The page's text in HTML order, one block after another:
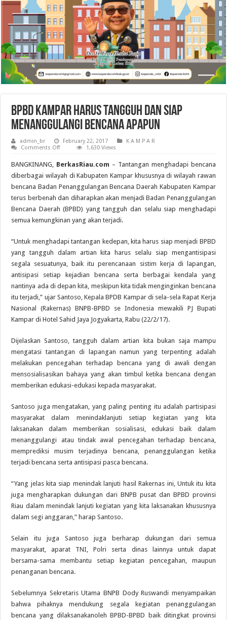
BPBD Kampar Harus Tangguh dan Siap
Menanggulangi Bencana Apapun
admin_br February 22, 2017
K A M P A R
Comments Offon
Kampar
Harus
Tangguh
dan
Siap
Bencana
Apapun
1,630 Views
BANGKINANG, BerkasRiau.com – Tantangan menghadapi bencana
diberbagai wilayah di Kabupaten Kampar khususnya di wilayah rawan
bencana Badan Penanggulangan Bencana Daerah Kabupaten Kampar
terus berbenah dan diharapkan akan menjadi Badan Penanggulangan
Bencana Daerah (BPBD) yang tangguh dan selalu siap menghadapi
semua kemungkinan yang akan terjadi.
“Untuk menghadapi tantangan kedepan, kita harus siap menjadi BPBD
yang tangguh dalam artian kita harus selalu siap mengantisipasi
segala sesuatunya, baik itu perencanaan sistim kerja di lapangan,
antisipasi setiap kejadian bencana serta berbagai kendala yang
nantinya ada di depan kita, meskipun kita tidak menginginkan bencana
itu terjadi,” ujar Santoso, Kepala BPDB Kampar di sela-sela Rapat Kerja
Nasional (Rakernas) BNPB-BPBD se Indonesia mewakili PJ Bupati
Kampar di Hotel Sahid Jaya Jogyakarta, Rabu (22/2/17).
Dijelaskan Santoso, tangguh dalam artian kita bukan saja mampu
mengatasi tantangan di lapangan namun yang terpenting adalah
melakukan pencegahan terhadap bencana yang di awali dengan
mensosialisasikan bahaya yang akan timbul ketika bencana dengan
memberikan edukasi-edukasi kepada masyarakat.
Santoso juga mengatakan, yang paling penting itu adalah partisipasi
masyarakat dalam menindaklanjuti setiap kegiatan yang kita
laksanakan dalam memberikan sosialisasi, edukasi baik dalam
menanggulangi atau tindak awal pencegahan terhadap bencana,
memprediksi musim terjadinya bencana, penanggulangan ketika
terjadi bencana serta antisipasi pasca bencana.
“Yang jelas kita siap menindak lanjuti hasil Rakernas ini, Untuk itu kita
juga mengharapkan dukungan dari BNPB pusat dan BPBD provinsi
Riau dalam menindak lanjuti kegiatan yang kita laksanakan khususnya
dalam segi anggaran,” harap Santoso.
Selain itu juga Santoso juga berharap dukungan dari semua
masyarakat, aparat TNI, Polri serta dinas lainnya untuk dapat
bersama-sama membantu setiap kegiatan pencegahan, maupun
penanganan bencana.
Sebelumnya Sekretaris Utama BNPB Dody Ruswandi menyampaikan
bahwa pihaknya mendukung segala kegiatan penanggulangan
bencana yang dilaksanakanoleh BPBD-BPBD baik ditingkat provinsi